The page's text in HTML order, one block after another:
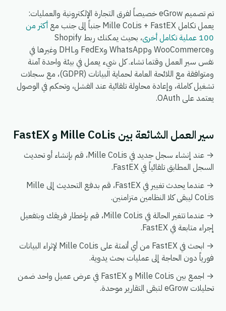
تم تصميم eGrow خصيصاً لفرق التجارة الإلكترونية والعمليات:
يعمل تكامل Mille CoLis + FastEX جنباً إلى جنب مع
أكثر من
100 عملية تكامل أخرى
، بحيث يمكنك ربط Shopify
وWooCommerce وWhatsApp وFedEx وDHL وغيرها في
نفس سير العمل وقتما تشاء. كل شيء يعمل في بيئة واحدة آمنة
ومتوافقة مع اللائحة العامة لحماية البيانات (GDPR)، مع سجلات
تشغيل كاملة، وإعادة محاولة تلقائية عند الفشل، وتحكم في الوصول
يعتمد على OAuth.
سير العمل الشائعة بين Mille CoLis و FastEX
→ عند إنشاء سجل جديد في Mille CoLis، قم بإنشاء أو تحديث
السجل المطابق تلقائياً في FastEX.
→ عندما يحدث تغيير في FastEX، قم بدفع التحديث إلى Mille
CoLis ليبقى كلا النظامين متزامنين.
→ عندما تتغير الحالة في Mille CoLis، قم بإخطار فريقك وبتفعيل
إجراء متابعة في FastEX.
→ ابحث في FastEX من أي أتمتة على Mille CoLis لإثراء البيانات
فورياً دون الحاجة إلى عمليات بحث يدوية.
→ اجمع بين Mille CoLis و FastEX في عرض عميل واحد ضمن
تحليلات eGrow لتبقى التقارير موحدة.